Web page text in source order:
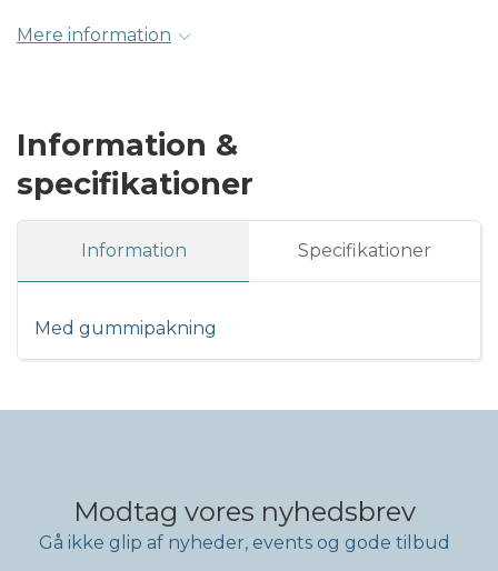
Mere information
Information &
specifikationer
Information Specifikationer
Med gummipakning
Modtag vores nyhedsbrev
Gå ikke glip af nyheder, events og gode tilbud